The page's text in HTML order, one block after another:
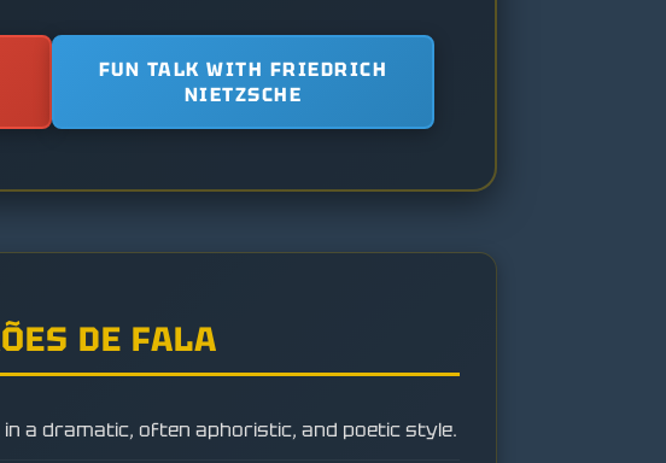
FUN TALK WITH FRIEDRICH
NIETZSCHE
DE FALA
in a dramatic, often aphoristic, and poetic style.